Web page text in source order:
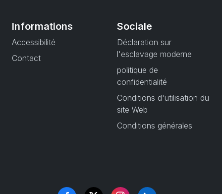
Informations
Accessibilité
Contact
Sociale
Déclaration sur
l'esclavage moderne
politique de
confidentialité
Conditions d'utilisation du
site Web
Conditions générales